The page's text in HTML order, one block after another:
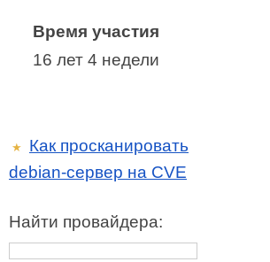
Время участия
16 лет 4 недели
★
Как просканировать
debian-сервер на CVE
Найти провайдера: